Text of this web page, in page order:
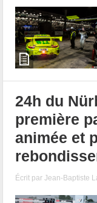
24h du
première
animée et
Écrit parJean-Baptiste